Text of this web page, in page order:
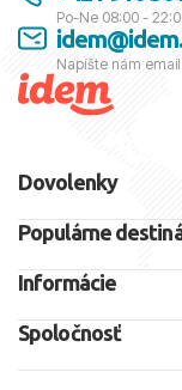
Po-Ne 08:00 -
Napíšte nám email
Dovolenky
Populárne
Informácie
Spoločnosť